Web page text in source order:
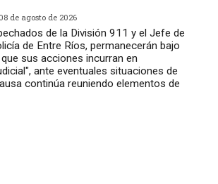
de agosto de 2026
de la División 911 y el Jefe de
de Entre Ríos, permanecerán bajo
sus acciones incurran en
ante eventuales situaciones de
continúa reuniendo elementos de